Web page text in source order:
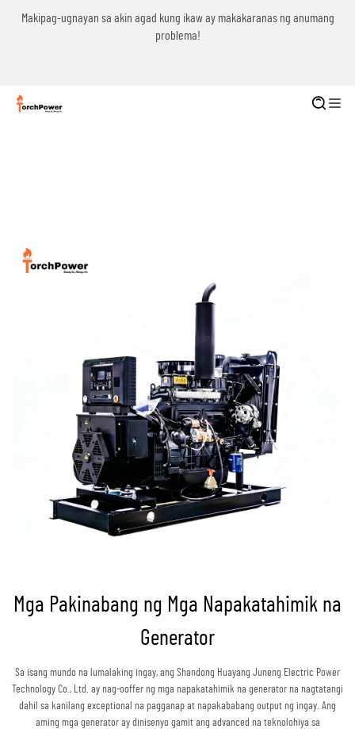
Makipag-ugnayan sa akin agad kung ikaw ay makakaranas ng anumang
problema!
Mga Pakinabang ng Mga Napakatahimik na
Generator
Sa isang mundo na lumalaking ingay, ang Shandong Huayang Juneng Electric Power
Technology Co., Ltd. ay nag-ooffer ng mga napakatahimik na generator na nagtatangi
dahil sa kanilang exceptional na pagganap at napakababang output ng ingay. Ang
aming mga generator ay dinisenyo gamit ang advanced na teknolohiya sa